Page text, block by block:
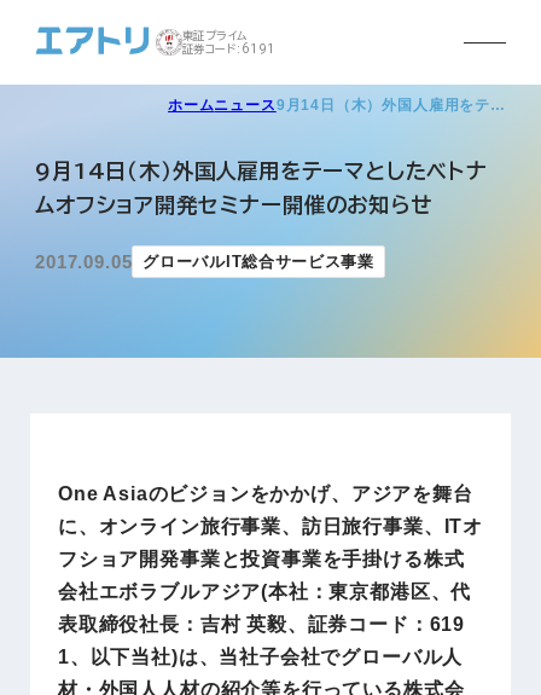
東証プライム
証券コード:6191
ホームニュース9月14日（木）外国人雇用をテ…
9月14日（木）外国人雇用をテーマとしたベトナ
ムオフショア開発セミナー開催のお知らせ
2017.09.05 グローバルIT総合サービス事業
One Asiaのビジョンをかかげ、アジアを舞台
に、オンライン旅行事業、訪日旅行事業、ITオ
フショア開発事業と投資事業を手掛ける株式
会社エボラブルアジア(本社：東京都港区、代
表取締役社長：吉村 英毅、証券コード：619
1、以下当社)は、当社子会社でグローバル人
材・外国人人材の紹介等を行っている株式会